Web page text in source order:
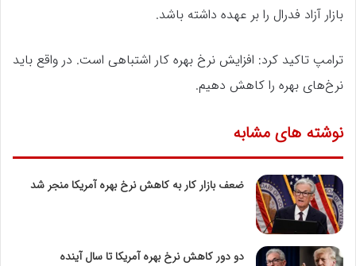
بازار آزاد فدرال را بر عهده داشته باشد.
ترامپ تاکید کرد: افزایش نرخ بهره کار اشتباهی است. در واقع باید
نرخ‌های بهره را کاهش دهیم.
نوشته های مشابه
ضعف بازار کار به کاهش نرخ بهره آمریکا منجر شد
دو دور کاهش نرخ بهره آمریکا تا سال آینده